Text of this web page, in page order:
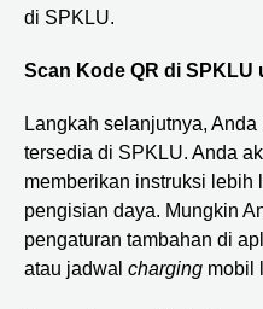
di SPKLU.
Scan Kode QR di SPKLU
Langkah selanjutnya,
tersedia di SPKLU. Anda
memberikan instruksi lebih
pengisian daya. Mungkin
pengaturan tambahan di
atau jadwal charging mobil